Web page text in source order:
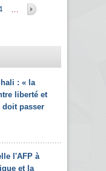
…
: « la
liberté et
passer
l'AFP à
et la